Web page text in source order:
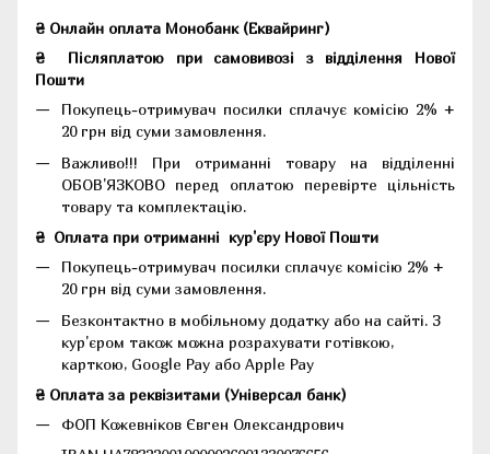
₴ Онлайн оплата Монобанк (Еквайринг)
₴
Післяплатою при самовивозі з відділення Нової
Пошти
Покупець-отримувач посилки сплачує комісію 2% +
20 грн від суми замовлення.
Важливо!!! При отриманні товару на відділенні
ОБОВ'ЯЗКОВО перед оплатою перевірте цільність
товару та комплектацію.
₴ Оплата при отриманні кур'єру Нової Пошти
Покупець-отримувач посилки сплачує комісію 2% +
20 грн від суми замовлення.
Безконтактно в мобільному додатку або на сайті. З
кур'єром також можна розрахувати готівкою,
карткою, Google Pay або Apple Pay
₴ Оплата за реквізитами (Універсал банк)
ФОП Кожевніков Євген Олександрович